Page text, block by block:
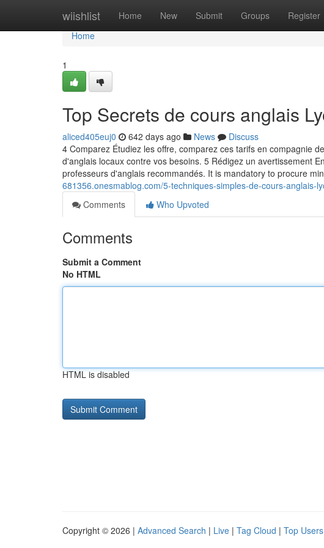
wiishlist Home New Submit Groups Register
Home
Home
1
Top Secrets de cours anglais
aliced405euj0 642 days ago News
Discuss
4 Comparez Étudiez les offre, comparez ces tarifs en compagnie
d'anglais locaux contre vos besoins. 5 Rédigez un avertissement
professeurs d'anglais recommandés. It is mandatory to procure
681356.onesmablog.com/5-techniques-simples-de-cours-anglais-
Comments
Who Upvoted
Comments
Submit a Comment
No HTML
HTML is disabled
Copyright © 2026 | Advanced Search | Live | Tag Cloud | Top Users